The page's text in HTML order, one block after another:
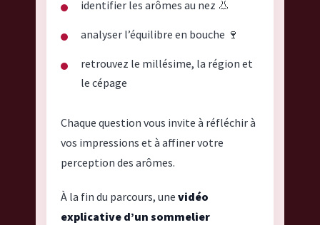
identifier les arômes au nez 👃
analyser l’équilibre en bouche 🍷
retrouvez le millésime, la région et
le cépage
Chaque question vous invite à réfléchir à
vos impressions et à affiner votre
perception des arômes.
À la fin du parcours, une vidéo
explicative d’un sommelier